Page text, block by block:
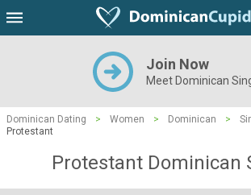
Join Now
Meet Dominican
Dominican Dating > Women > Dominican >
Protestant
Protestant Dominican